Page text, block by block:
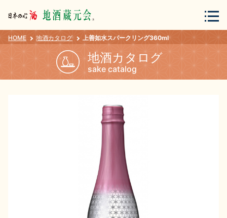
会員登録 ログイン
地酒カタログ
HOME 地酒カタログ 上善如水スパークリング360ml
地酒カタログ
sake catalog